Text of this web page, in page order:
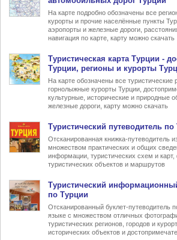
На карте подробно обозначены все
курорты и прочие населённые пункты
аэропорты и железные дороги,
навигация по карте, карту можно скачать
Туристическая карта Турции -
Турции, регионы и курорты
На карте обозначены все туристические
горнолыжные курорты Турции,
культурные, исторические и природные
железные дороги, карту можно скачать
Туристический путеводитель по
Отсканированная книжка-путеводитель
множеством практических и общих
информации, туристических схем и
туристических объектов и маршрутов
Туристический
по Турции
Отсканированный буклет-путеводитель
языке с множеством отличных
туристических регионов, городов и
исторических объектов и